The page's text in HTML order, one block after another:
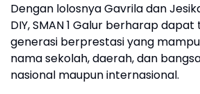
Dengan lolosnya Gavrila dan
DIY, SMAN 1 Galur berharap
generasi berprestasi yang
nama sekolah, daerah, dan
nasional maupun internasional.